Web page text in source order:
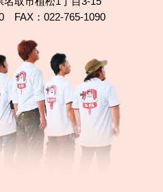
市太白区で屋根・外壁塗
FAX：022-765-1090